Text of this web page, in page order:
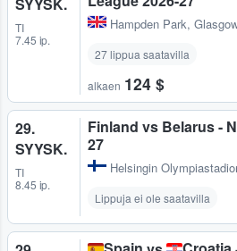
SYYSK.
TI
7.45 ip.
Hampden Park,
27 lippua saatavilla
alkaen 124 $
29.
SYYSK.
TI
8.45 ip.
Finland vs Belarus -
27
Helsingin
Lippuja ei ole saatavilla